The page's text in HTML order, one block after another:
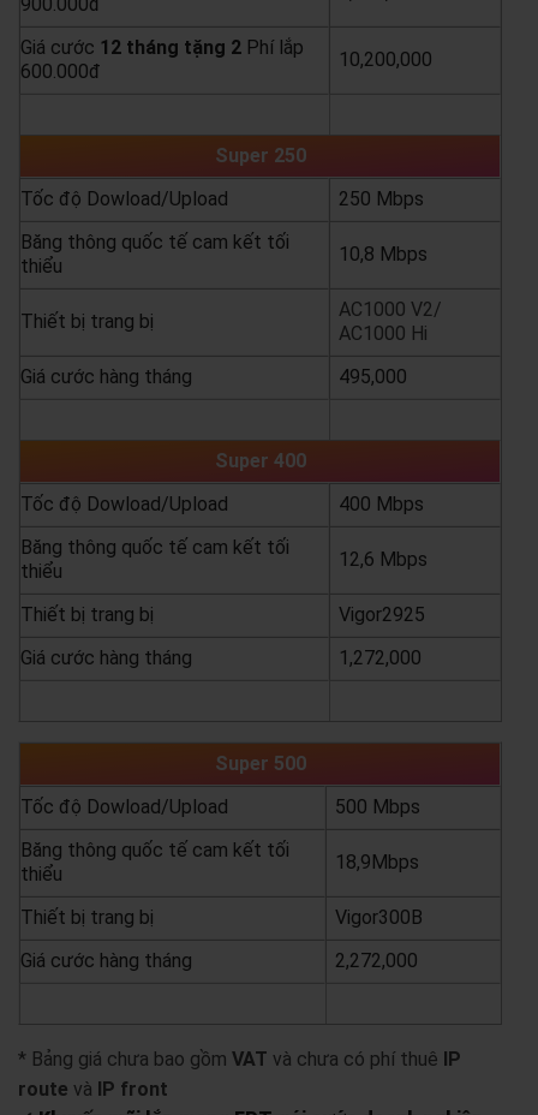
900.000đ
Giá cước 12 tháng tặng 2 Phí lắp
600.000đ
10,200,000
Super 250
Tốc độ Dowload/Upload
250 Mbps
Băng thông quốc tế cam kết tối
thiểu
10,8 Mbps
Thiết bị trang bị
AC1000 V2/
AC1000 Hi
Giá cước hàng tháng
495,000
Super 400
Tốc độ Dowload/Upload
400 Mbps
Băng thông quốc tế cam kết tối
thiểu
12,6 Mbps
Thiết bị trang bị
Vigor2925
Giá cước hàng tháng
1,272,000
Super 500
Tốc độ Dowload/Upload
500 Mbps
Băng thông quốc tế cam kết tối
thiểu
18,9Mbps
Thiết bị trang bị
Vigor300B
Giá cước hàng tháng
2,272,000
* Bảng giá chưa bao gồm VAT và chưa có phí thuê
IP
route và
IP front